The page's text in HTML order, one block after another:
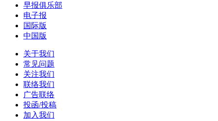
早报俱乐部
电子报
国际版
中国版
关于我们
常见问题
关注我们
联络我们
广告联络
投函/投稿
加入我们